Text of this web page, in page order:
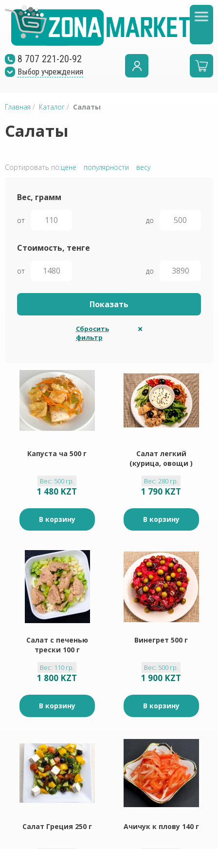
8 707 221-20-92
Выбор учреждения
Главная / Каталог / Салаты
Салаты
Сортировать по:цене популярности весу
Вес, грамм
от до
Стоимость, тенге
от до
Сбросить
фильтр
Капуста ча 500 г
Вес: 500 гр.
1 480 KZT
В корзину
Салат легкий
(курица, овощи )
Вес: 280 гр.
1 790 KZT
В корзину
Салат с печенью
трески 100 г
Вес: 110 гр.
1 800 KZT
В корзину
Винегрет 500 г
Вес: 500 гр.
1 900 KZT
В корзину
Салат Греция 250 г Ачичук к плову 140 г